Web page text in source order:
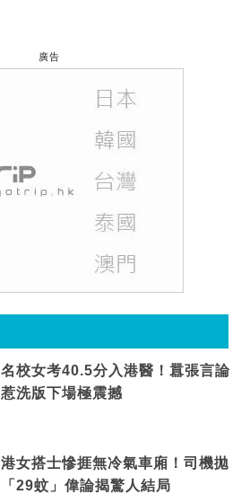
廣告
名校女考40.5分入港醫！囂張言論
惹洗版下場極震撼
港女搭士慘捱無冷氣車廂！司機拋
「29蚊」偉論揭驚人結局